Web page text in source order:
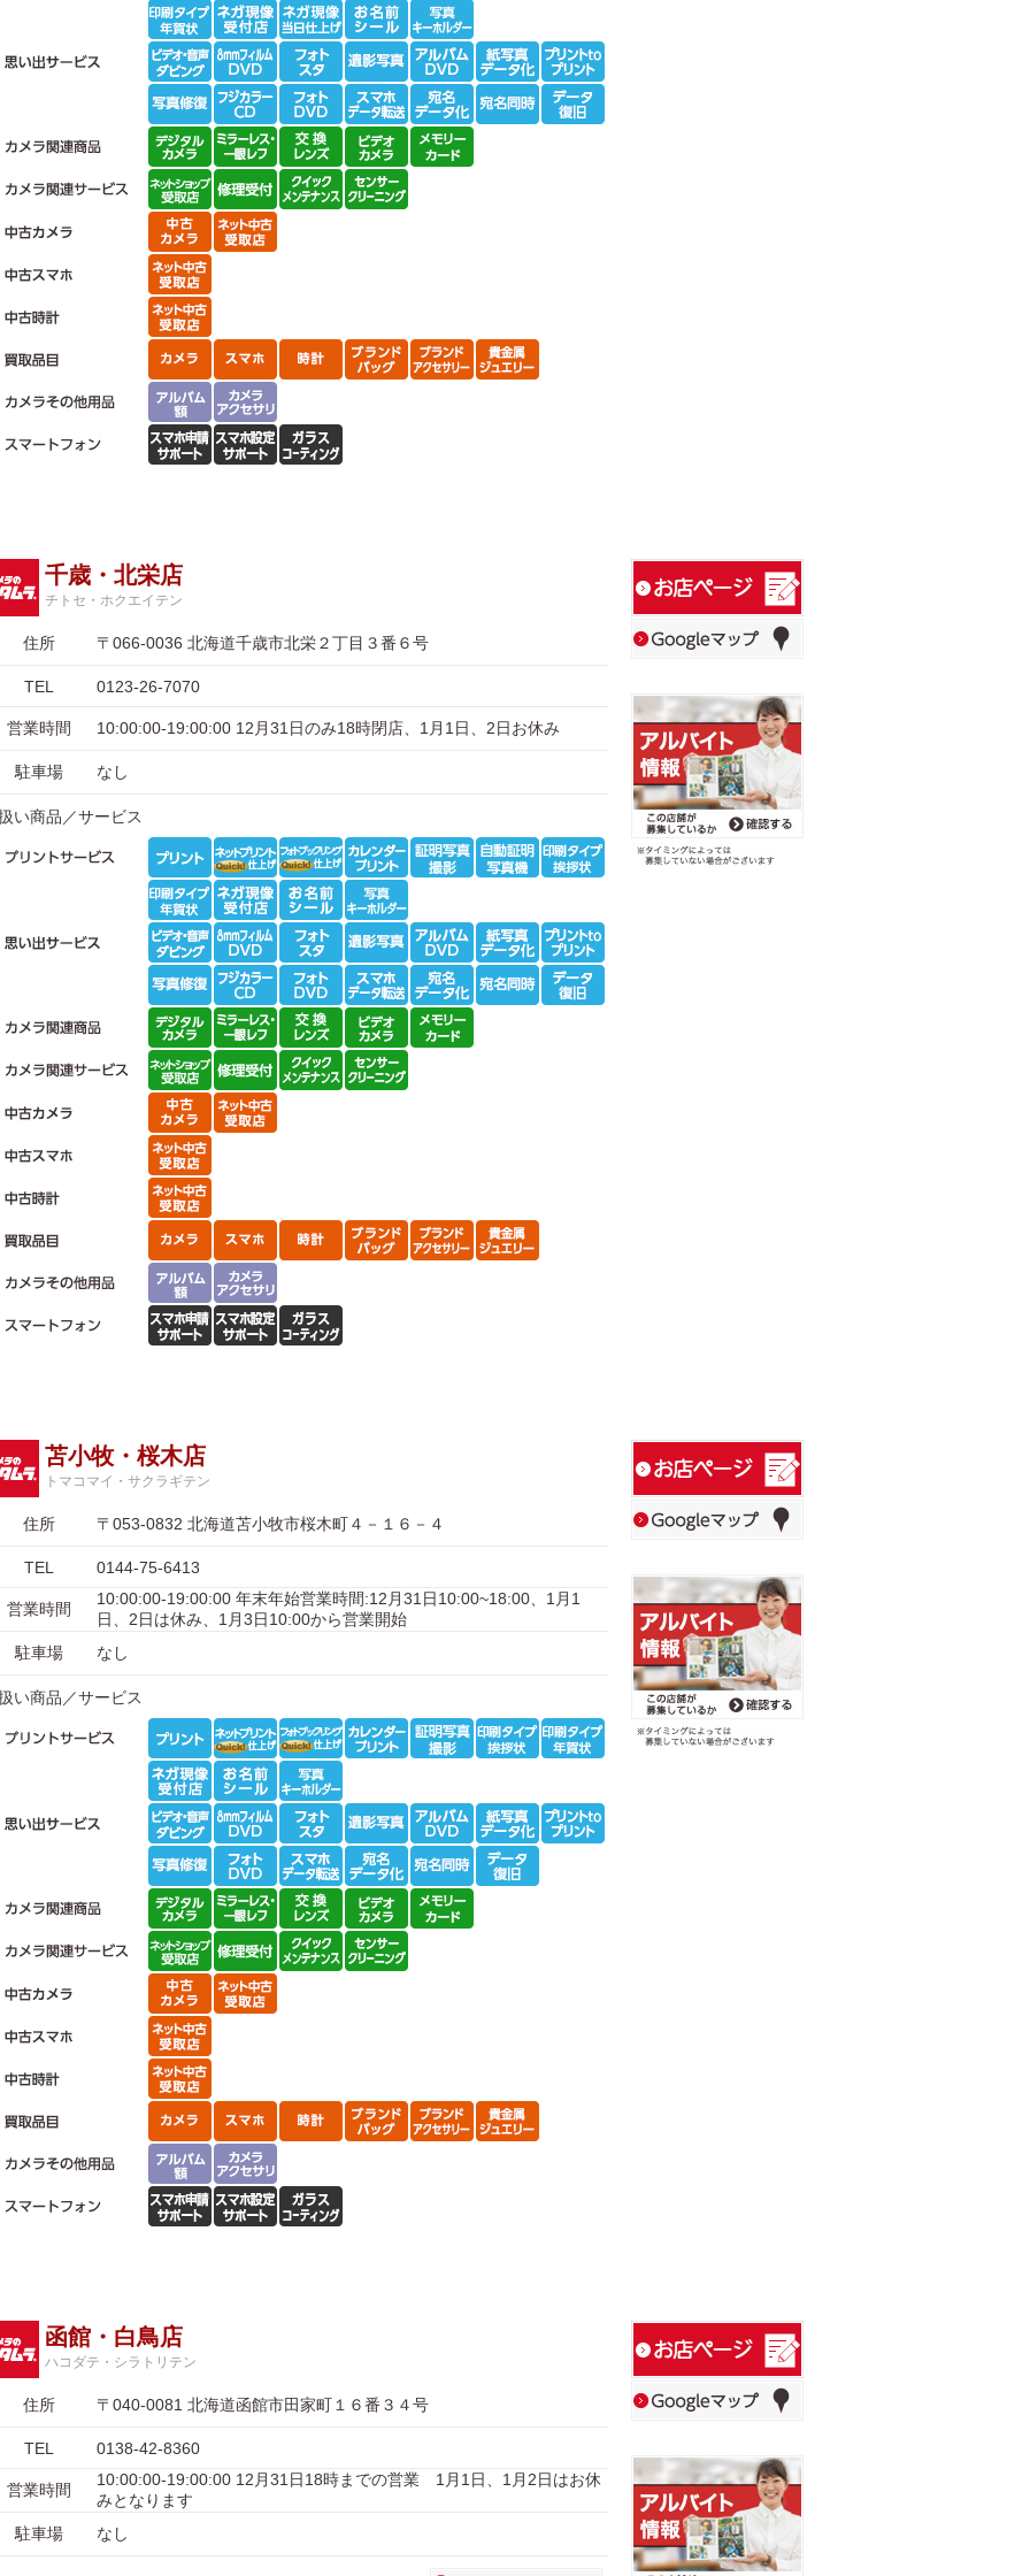
千歳・北栄店
チトセ・ホクエイテン
住所 〒066-0036 北海道千歳市北栄２丁目３番６号
TEL 0123-26-7070
営業時間 10:00:00-19:00:00 12月31日のみ18時閉店、1月1日、2日お休み
駐車場 なし
い商品／サービス
苫小牧・桜木店
トマコマイ・サクラギテン
住所 〒053-0832 北海道苫小牧市桜木町４－１６－４
TEL 0144-75-6413
営業時間
10:00:00-19:00:00 年末年始営業時間:12月31日10:00~18:00、1月1
日、2日は休み、1月3日10:00から営業開始
駐車場
なし
い商品／サービス
函館・白鳥店
ハコダテ・シラトリテン
住所 〒040-0081 北海道函館市田家町１６番３４号
TEL 0138-42-8360
営業時間
10:00:00-19:00:00 12月31日18時までの営業 1月1日、1月2日はお休
みとなります
駐車場
なし